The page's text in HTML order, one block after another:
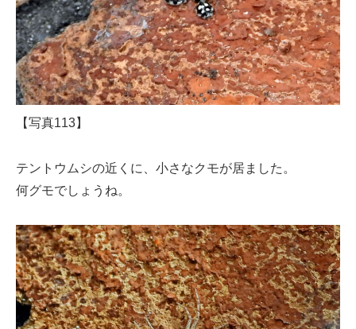
【写真113】
テントウムシの近くに、小さなクモが居ました。
何グモでしょうね。